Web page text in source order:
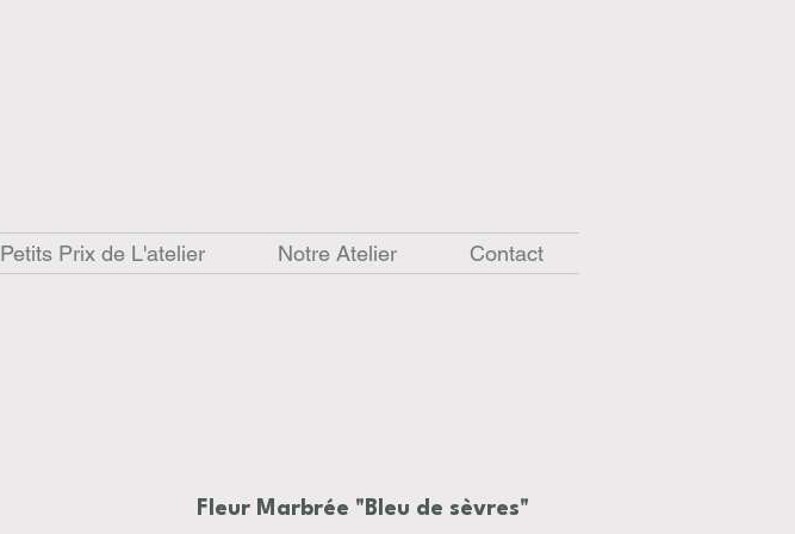
Petits Prix de L'atelier Notre Atelier Contact
Fleur Marbrée "Bleu de sèvres"